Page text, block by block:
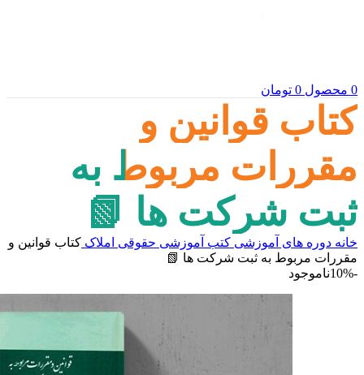
0 محصول 0 تومان
کتاب قوانین و
مقررات مربوط به
ثبت شرکت ها 📗
خانه دوره های آموزشی کتب آموزشی حقوقی املاک کتاب قوانین و
مقررات مربوط به ثبت شرکت ها 📗
-10%
ناموجود